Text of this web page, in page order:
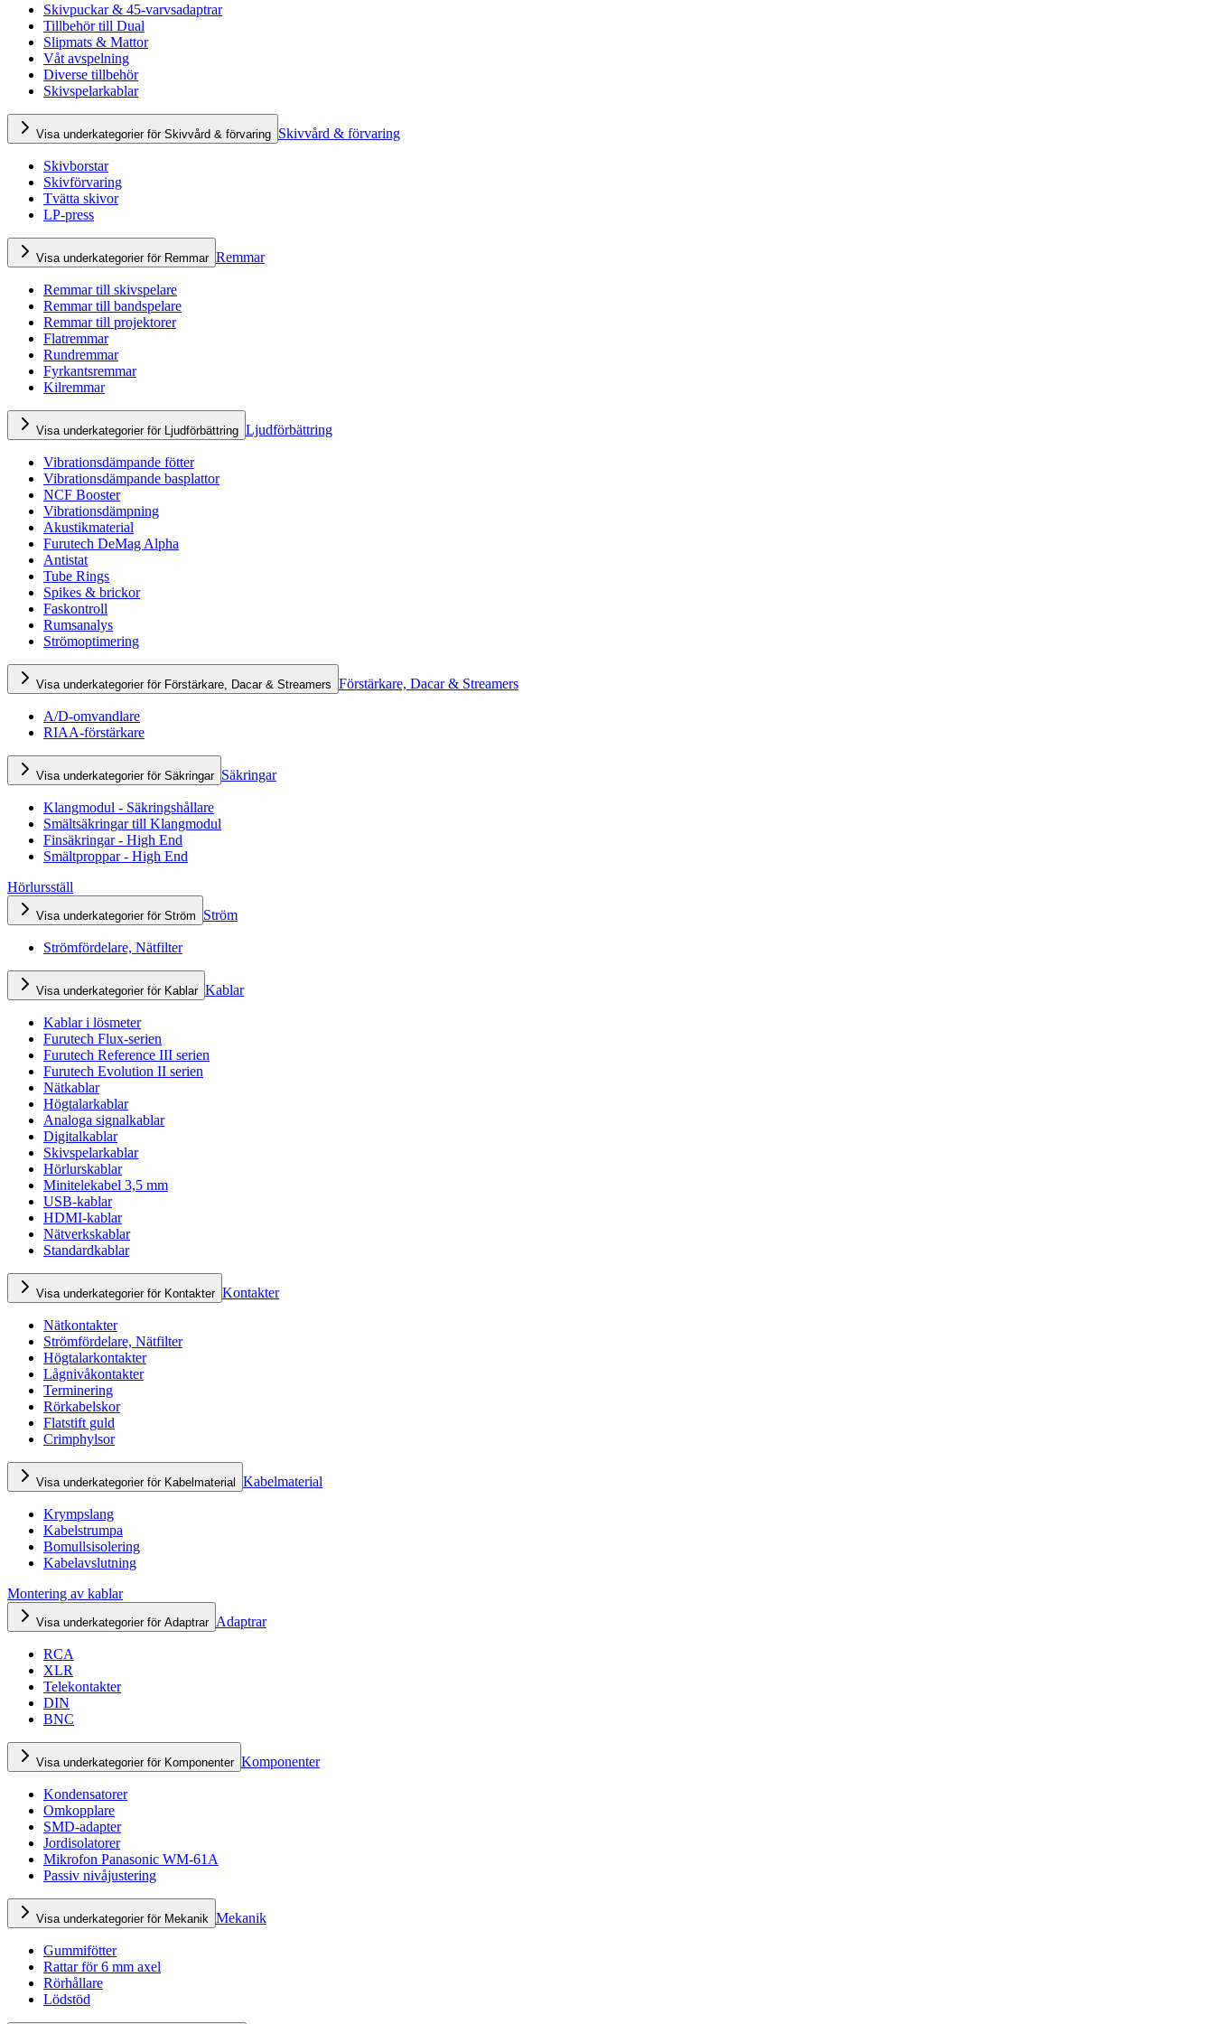
Skivpuckar & 45-varvsadaptrar
Tillbehör till Dual
Slipmats & Mattor
Våt avspelning
Diverse tillbehör
Skivspelarkablar
Visa underkategorier för Skivvård & förvaring Skivvård & förvaring
Skivborstar
Skivförvaring
Tvätta skivor
LP-press
Visa underkategorier för Remmar Remmar
Remmar till skivspelare
Remmar till bandspelare
Remmar till projektorer
Flatremmar
Rundremmar
Fyrkantsremmar
Kilremmar
Visa underkategorier för Ljudförbättring Ljudförbättring
Vibrationsdämpande fötter
Vibrationsdämpande basplattor
NCF Booster
Vibrationsdämpning
Akustikmaterial
Furutech DeMag Alpha
Antistat
Tube Rings
Spikes & brickor
Faskontroll
Rumsanalys
Strömoptimering
Visa underkategorier för Förstärkare, Dacar & Streamers Förstärkare, Dacar & Streamers
A/D-omvandlare
RIAA-förstärkare
Visa underkategorier för Säkringar Säkringar
Klangmodul - Säkringshållare
Smältsäkringar till Klangmodul
Finsäkringar - High End
Smältproppar - High End
Hörlursställ
Visa underkategorier för Ström Ström
Strömfördelare, Nätfilter
Visa underkategorier för Kablar Kablar
Kablar i lösmeter
Furutech Flux-serien
Furutech Reference III serien
Furutech Evolution II serien
Nätkablar
Högtalarkablar
Analoga signalkablar
Digitalkablar
Skivspelarkablar
Hörlurskablar
Minitelekabel 3,5 mm
USB-kablar
HDMI-kablar
Nätverkskablar
Standardkablar
Visa underkategorier för Kontakter Kontakter
Nätkontakter
Strömfördelare, Nätfilter
Högtalarkontakter
Lågnivåkontakter
Terminering
Rörkabelskor
Flatstift guld
Crimphylsor
Visa underkategorier för Kabelmaterial Kabelmaterial
Krympslang
Kabelstrumpa
Bomullsisolering
Kabelavslutning
Montering av kablar
Visa underkategorier för Adaptrar Adaptrar
RCA
XLR
Telekontakter
DIN
BNC
Visa underkategorier för Komponenter Komponenter
Kondensatorer
Omkopplare
SMD-adapter
Jordisolatorer
Mikrofon Panasonic WM-61A
Passiv nivåjustering
Visa underkategorier för Mekanik Mekanik
Gummifötter
Rattar för 6 mm axel
Rörhållare
Lödstöd